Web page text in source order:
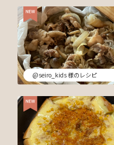
@seiro_kids 様のレシピ